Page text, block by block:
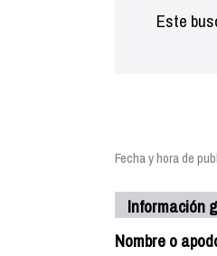
Este
Fecha y hora de
Información
Nombre o